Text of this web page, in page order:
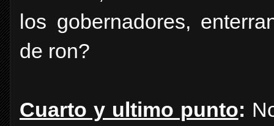
los gobernadores,
de ron?
Cuarto y ultimo punto: